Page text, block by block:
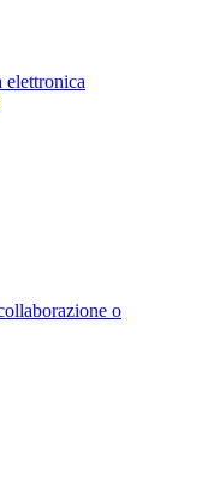
elettronica
o